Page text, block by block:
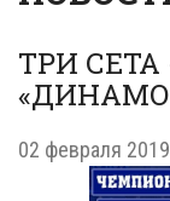
ТРИ
02 февраля 2019